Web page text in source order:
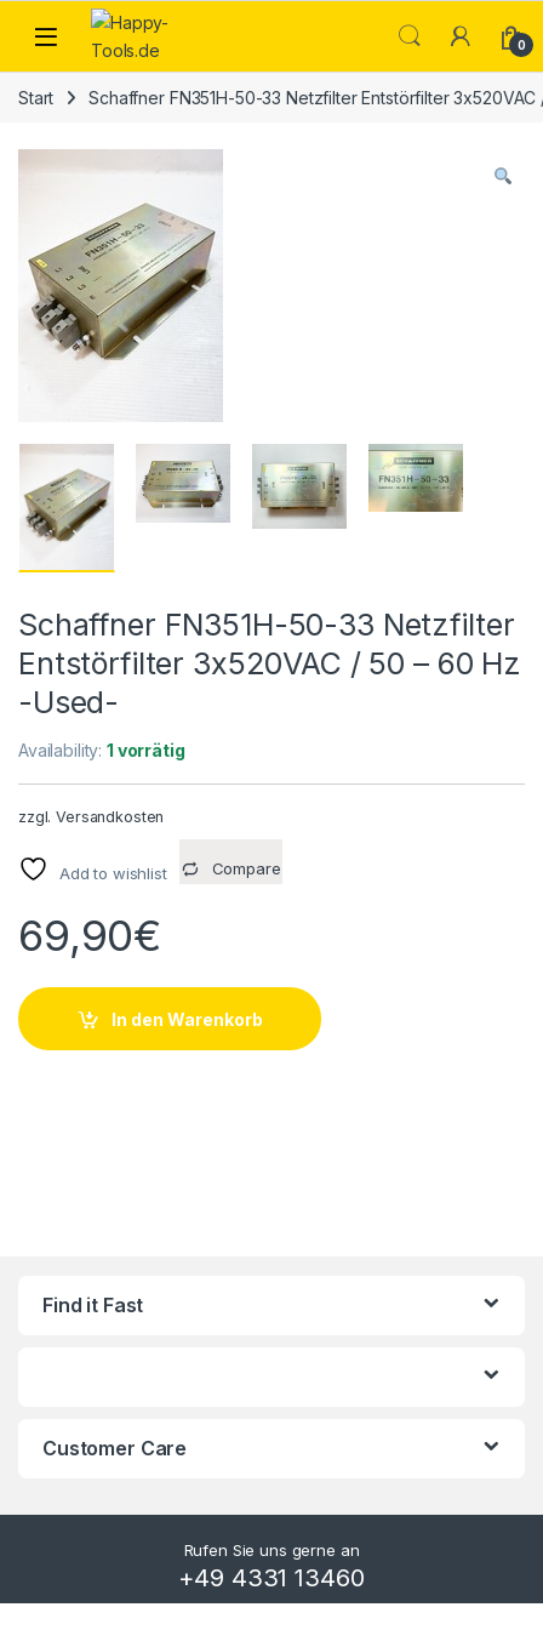
Skip to navigation
Skip to content
Open 0
Start Schaffner FN351H-50-33 Netzfilter Entstörfilter
Schaffner FN351H-50-33 Netzfilter
Entstörfilter 3x520VAC / 50 – 60 Hz
-Used-
Availability:1 vorrätig
zzgl.Versandkosten
Add to wishlist Compare
69,90€
In den Warenkorb
Find it Fast
Customer Care
Rufen Sie uns gerne an
+49 4331 13460